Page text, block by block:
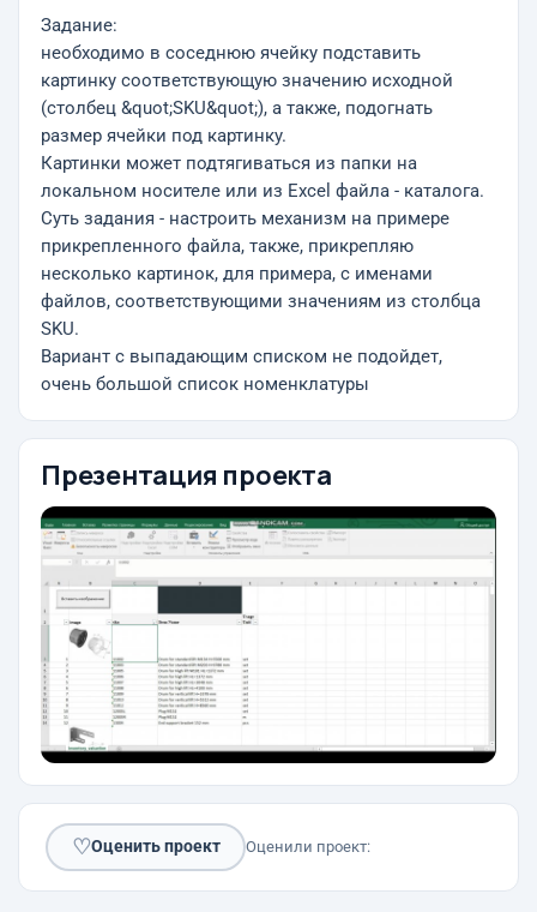
Задание:
необходимо в соседнюю ячейку подставить
картинку соответствующую значению исходной
(столбец &quot;SKU&quot;), а также, подогнать
размер ячейки под картинку.
Картинки может подтягиваться из папки на
локальном носителе или из Excel файла - каталога.
Суть задания - настроить механизм на примере
прикрепленного файла, также, прикрепляю
несколько картинок, для примера, с именами
файлов, соответствующими значениям из столбца
SKU.
Вариант с выпадающим списком не подойдет,
очень большой список номенклатуры
Презентация проекта
♡Оценить проект Оценили проект: